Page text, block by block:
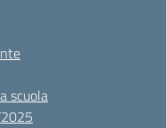
scuola